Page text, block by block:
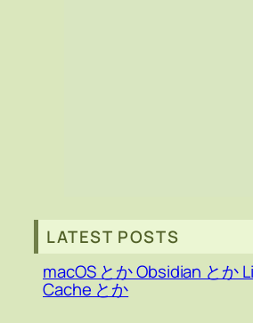
LATEST POSTS
macOS とか Obsidian とか
Cache とか